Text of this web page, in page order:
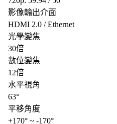
影像輸出介面
HDMI 2.0 / Ethernet
光學變焦
30倍
數位變焦
12倍
水平視角
63°
平移角度
+170° ~ -170°